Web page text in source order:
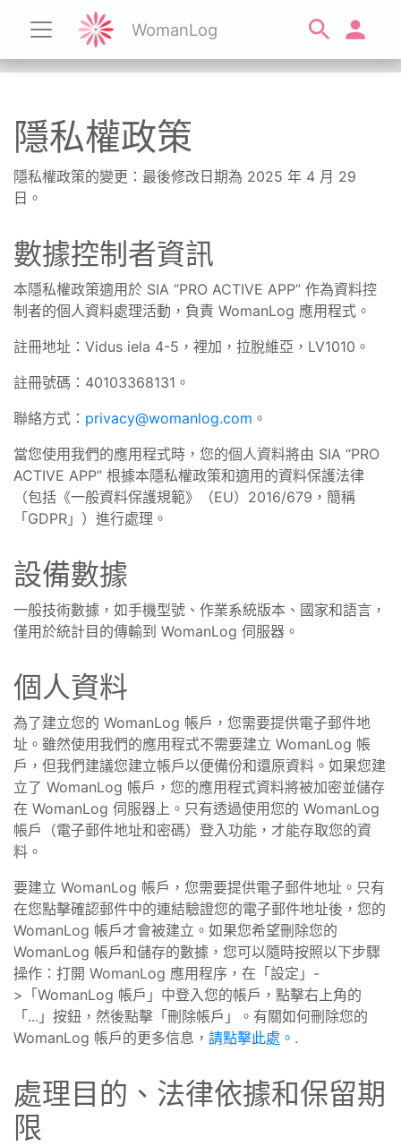
WomanLog
隱私權政策
隱私權政策的變更：最後修改日期為 2025 年 4 月 29
日。
數據控制者資訊
本隱私權政策適用於 SIA “PRO ACTIVE APP” 作為資料控
制者的個人資料處理活動，負責 WomanLog 應用程式。
註冊地址：Vidus iela 4-5，裡加，拉脫維亞，LV1010。
註冊號碼：40103368131。
聯絡方式： privacy@womanlog.com 。
當您使用我們的應用程式時，您的個人資料將由 SIA “PRO
ACTIVE APP” 根據本隱私權政策和適用的資料保護法律
（包括《一般資料保護規範》（EU）2016/679，簡稱
「GDPR」）進行處理。
設備數據
一般技術數據，如手機型號、作業系統版本、國家和語言，
僅用於統計目的傳輸到 WomanLog 伺服器。
個人資料
為了建立您的 WomanLog 帳戶，您需要提供電子郵件地
址。雖然使用我們的應用程式不需要建立 WomanLog 帳
戶，但我們建議您建立帳戶以便備份和還原資料。如果您建
立了 WomanLog 帳戶，您的應用程式資料將被加密並儲存
在 WomanLog 伺服器上。只有透過使用您的 WomanLog
帳戶（電子郵件地址和密碼）登入功能，才能存取您的資
料。
要建立 WomanLog 帳戶，您需要提供電子郵件地址。只有
在您點擊確認郵件中的連結驗證您的電子郵件地址後，您的
WomanLog 帳戶才會被建立。如果您希望刪除您的
WomanLog 帳戶和儲存的數據，您可以隨時按照以下步驟
操作：打開 WomanLog 應用程序，在「設定」-
>「WomanLog 帳戶」中登入您的帳戶，點擊右上角的
「...」按鈕，然後點擊「刪除帳戶」。有關如何刪除您的
WomanLog 帳戶的更多信息， 請點擊此處。 .
處理目的、法律依據和保留期
限